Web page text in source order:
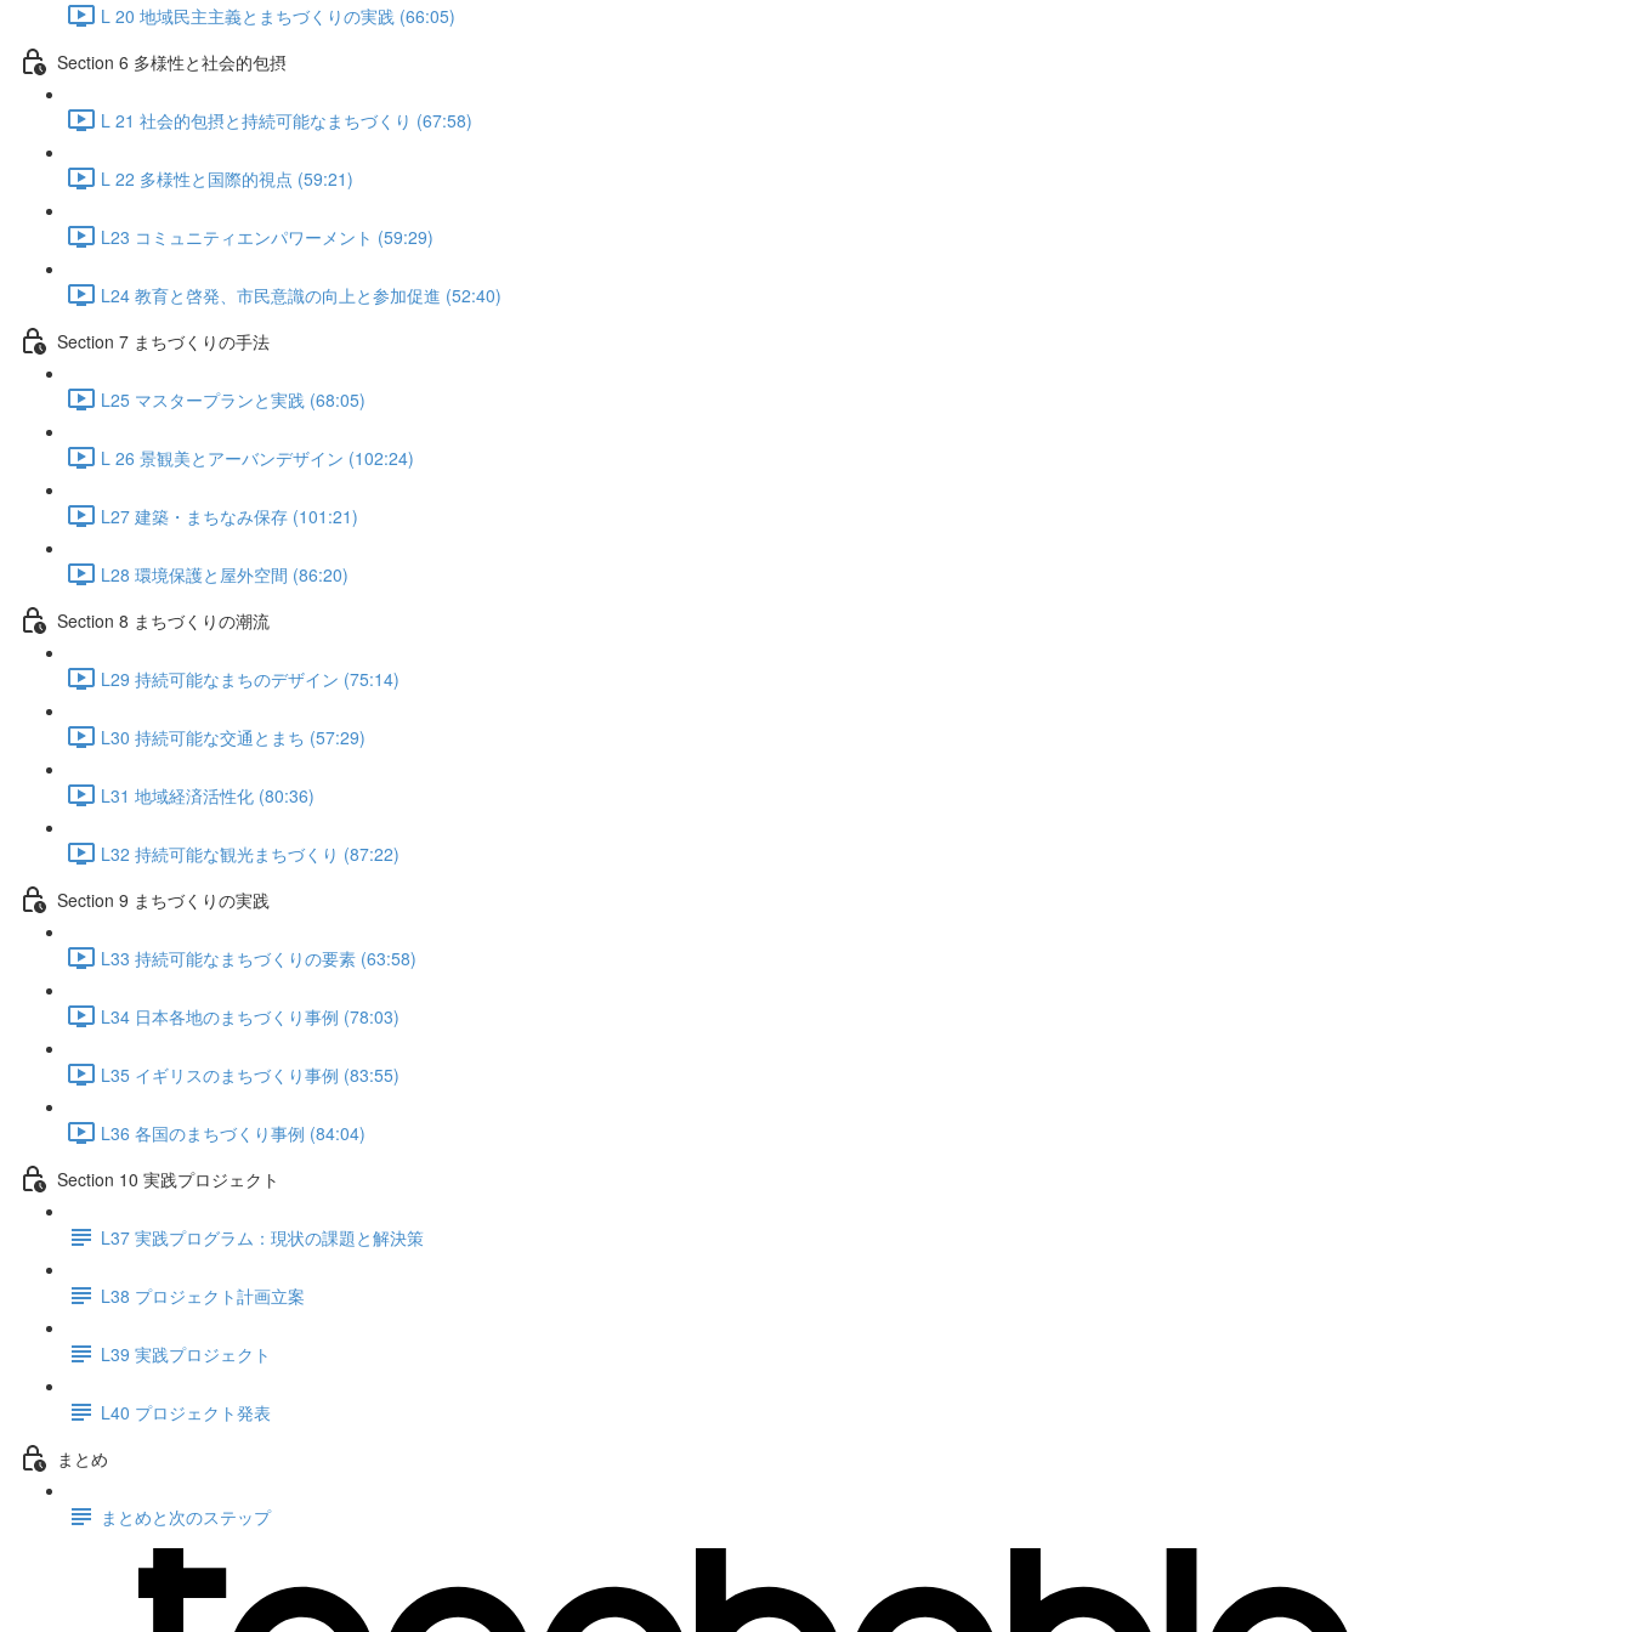
L 20 地域民主主義とまちづくりの実践 (66:05)
Section 6 多様性と社会的包摂
L 21 社会的包摂と持続可能なまちづくり (67:58)
L 22 多様性と国際的視点 (59:21)
L23 コミュニティエンパワーメント (59:29)
L24 教育と啓発、市民意識の向上と参加促進 (52:40)
Section 7 まちづくりの手法
L25 マスタープランと実践 (68:05)
L 26 景観美とアーバンデザイン (102:24)
L27 建築・まちなみ保存 (101:21)
L28 環境保護と屋外空間 (86:20)
Section 8 まちづくりの潮流
L29 持続可能なまちのデザイン (75:14)
L30 持続可能な交通とまち (57:29)
L31 地域経済活性化 (80:36)
L32 持続可能な観光まちづくり (87:22)
Section 9 まちづくりの実践
L33 持続可能なまちづくりの要素 (63:58)
L34 日本各地のまちづくり事例 (78:03)
L35 イギリスのまちづくり事例 (83:55)
L36 各国のまちづくり事例 (84:04)
Section 10 実践プロジェクト
L37 実践プログラム：現状の課題と解決策
L38 プロジェクト計画立案
L39 実践プロジェクト
L40 プロジェクト発表
まとめ
まとめと次のステップ